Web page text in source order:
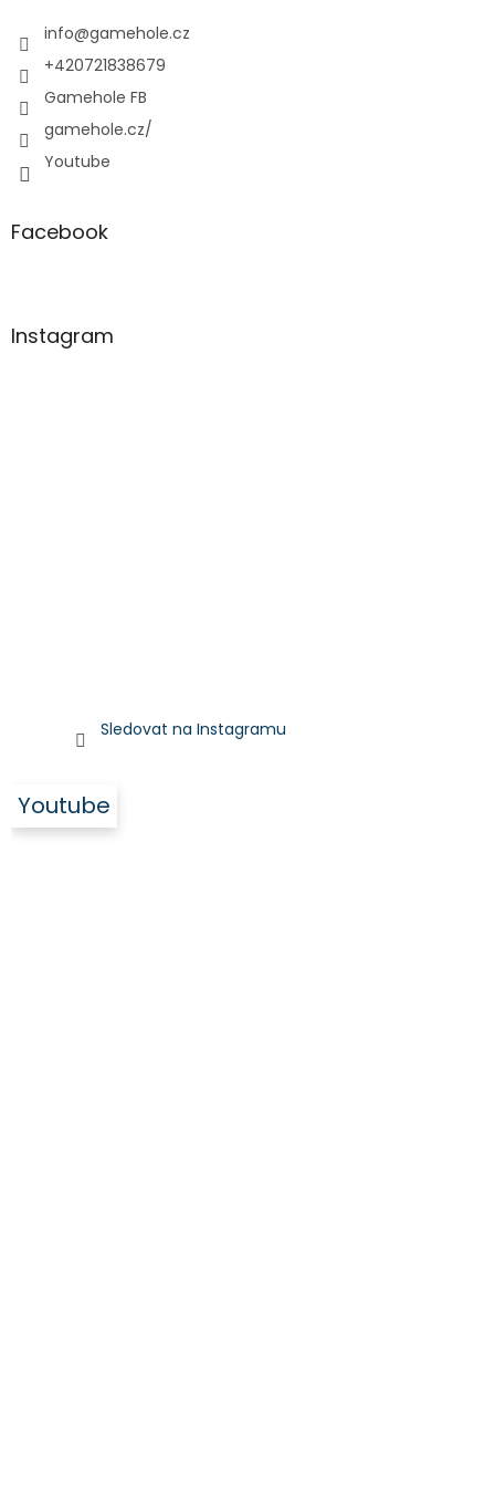
info@gamehole.cz
+420721838679
Gamehole FB
gamehole.cz/
Youtube
Facebook
Instagram
Sledovat na Instagramu
Youtube